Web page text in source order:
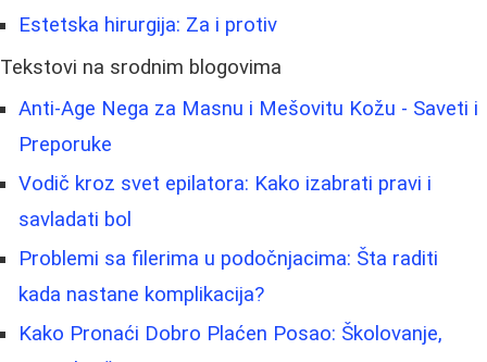
Estetska hirurgija: Za i protiv
Tekstovi na srodnim blogovima
Anti-Age Nega za Masnu i Mešovitu Kožu - Saveti i
Preporuke
Vodič kroz svet epilatora: Kako izabrati pravi i
savladati bol
Problemi sa filerima u podočnjacima: Šta raditi
kada nastane komplikacija?
Kako Pronaći Dobro Plaćen Posao: Školovanje,